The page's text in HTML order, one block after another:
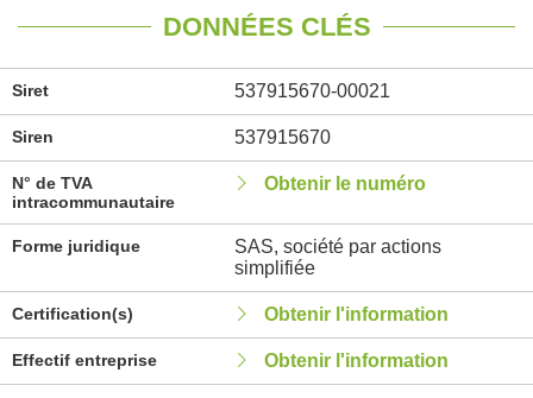
DONNÉES CLÉS
Siret 537915670-00021
Siren 537915670
N° de TVA
intracommunautaire
Obtenir le numéro
Forme juridique
SAS, société par actions
simplifiée
Certification(s) Obtenir l'information
Effectif entreprise Obtenir l'information